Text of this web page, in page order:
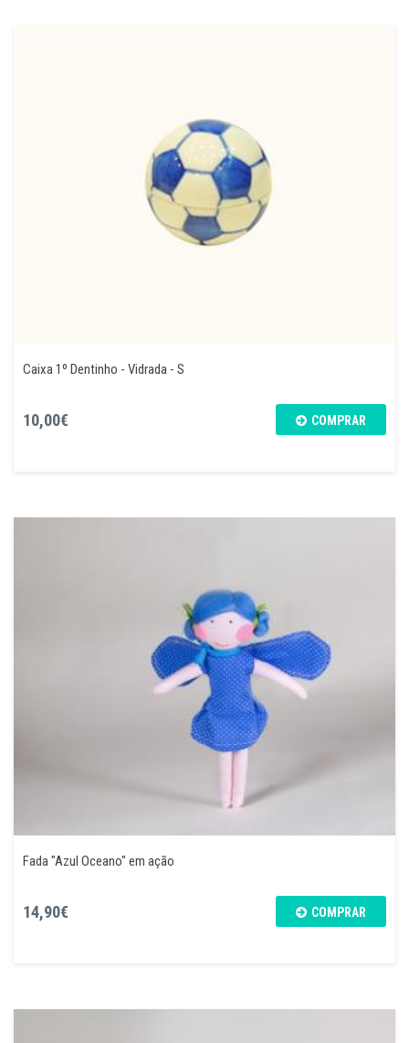
Caixa 1º Dentinho - Vidrada - S
10,00€ COMPRAR
Fada "Azul Oceano" em ação
14,90€ COMPRAR